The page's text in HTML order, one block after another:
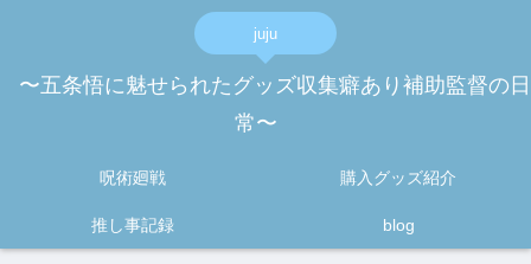
juju
〜五条悟に魅せられたグッズ収集癖あり補助監督の日
常〜
呪術廻戦 購入グッズ紹介
推し事記録 blog